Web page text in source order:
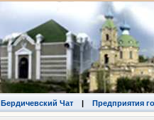
Бердичевский Чат | Предприятия